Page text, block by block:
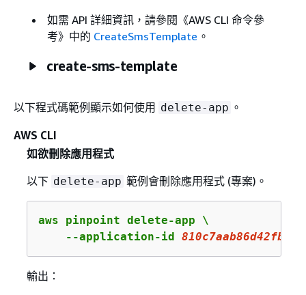
如需 API 詳細資訊，請參閱《AWS CLI 命令參
考》 中的 CreateSmsTemplate 。
create-sms-template
以下程式碼範例顯示如何使用 delete-app 。
AWS CLI
如欲刪除應用程式
以下 delete-app 範例會刪除應用程式 (專案)。
aws pinpoint delete-app \
    --application-id
輸出：